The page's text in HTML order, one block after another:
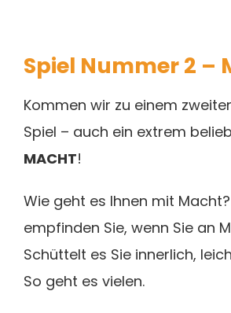
Spiel Nummer 2 –
Kommen wir zu einem
Spiel – auch ein extrem
MACHT!
Wie geht es Ihnen mit
empfinden Sie, wenn Sie an
Schüttelt es Sie innerlich,
So geht es vielen.